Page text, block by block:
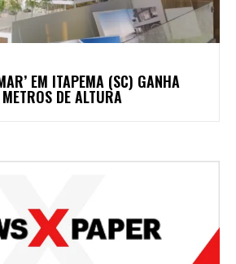
EM ITAPEMA (SC) GANHA
DE ALTURA